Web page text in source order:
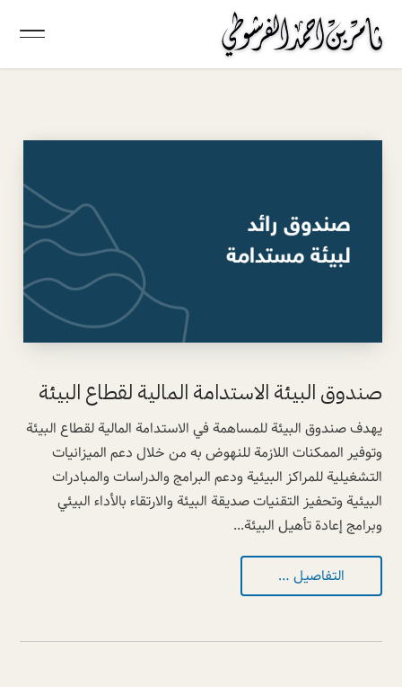
صندوق البيئة الاستدامة المالية لقطاع البيئة
يهدف صندوق البيئة للمساهمة في الاستدامة المالية لقطاع البيئة
وتوفير الممكنات اللازمة للنهوض به من خلال دعم الميزانيات
التشغيلية للمراكز البيئية ودعم البرامج والدراسات والمبادرات
البيئية وتحفيز التقنيات صديقة البيئة والارتقاء بالأداء البيئي
وبرامج إعادة تأهيل البيئة...
التفاصيل …